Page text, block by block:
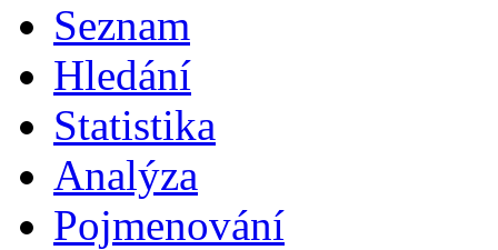
Seznam
Hledání
Statistika
Analýza
Pojmenování